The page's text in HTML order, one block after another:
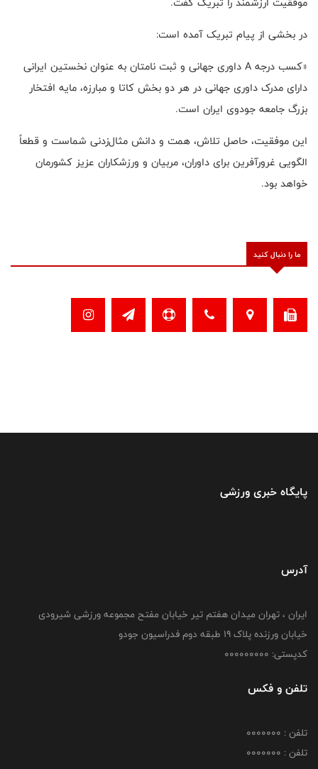
در بخشی از پیام تبریک آمده است:
«کسب درجه A داوری جهانی و ثبت نامتان به عنوان نخستین ایرانی
دارای مدرک داوری جهانی در هر دو بخش کاتا و مبارزه، مایه افتخار
بزرگ جامعه جودوی ایران است.
این موفقیت، حاصل تلاش، همت و دانش مثال‌زدنی شماست و قطعاً
الگویی غرورآفرین برای داوران، مربیان و ورزشکاران عزیز کشورمان
خواهد بود.
ما را دنبال کنید
پایگاه خبری ورزشی
آدرس
ایران ، تهران میدان هفتم تیر خیابان مفتح مجموعه ورزشی شیرودی
خیابان ورزنده پلاک ۱۹ طبقه دوم فدراسیون جودو
کدپستی: 000000000
تلفن و فکس
تلفن : 0000000
تلفن : 0000000